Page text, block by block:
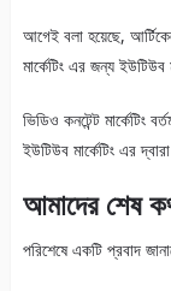
আগেই বলা হয়েছে,
মার্কেটিং এর জন্য
ভিডিও কনটেন্ট মার্কেটিং
ইউটিউব মার্কেটিং এর
আমাদের শেষ
পরিশেষে একটি প্রবাদ